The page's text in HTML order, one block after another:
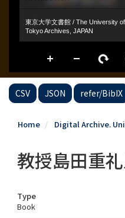
CSV JSON refer/BibIX
Home Digital Archive.
教授島田重
Type
Book